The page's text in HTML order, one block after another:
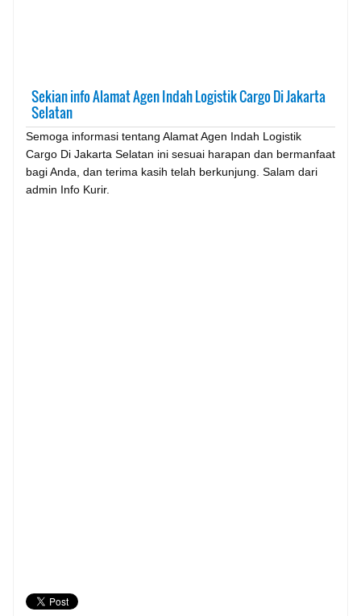
Sekian info Alamat Agen Indah Logistik Cargo Di Jakarta
Selatan
Semoga informasi tentang Alamat Agen Indah Logistik
Cargo Di Jakarta Selatan ini sesuai harapan dan bermanfaat
bagi Anda, dan terima kasih telah berkunjung. Salam dari
admin Info Kurir.